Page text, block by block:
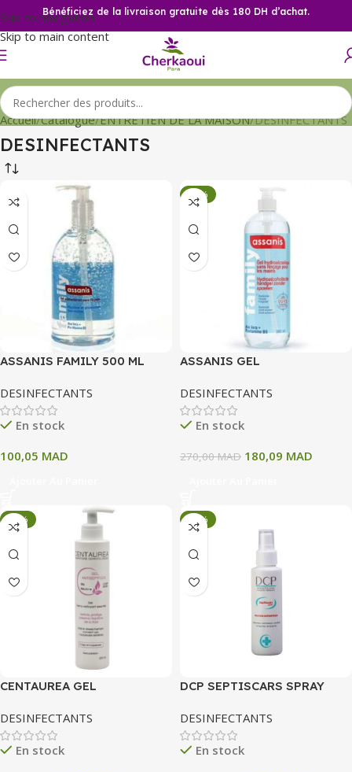
Skip to navigation
Skip to main content
Bénéficiez de la livraison gratuite dès 180 DH d’achat.
Accueil Catalogue ENTRETIEN DE LA MAISON DESINFECTANTS
DESINFECTANTS
ASSANIS FAMILY 500 ML
DESINFECTANTS
En stock
100,05 MAD
-33%
ASSANIS GEL
DESINFECTANTS
En stock
270,00MAD 180,09 MAD
-34%
CENTAUREA GEL
200 ML
DESINFECTANTS
En stock
-34%
DCP SEPTISCARS SPRAY
DESINFECTANTS
En stock